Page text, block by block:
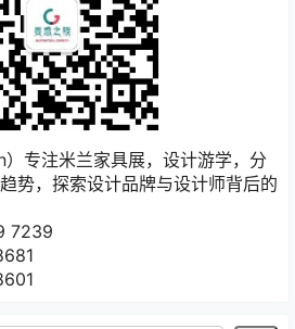
专注米兰家具展，设计游学，分
势，探索设计品牌与设计师背后的
7239